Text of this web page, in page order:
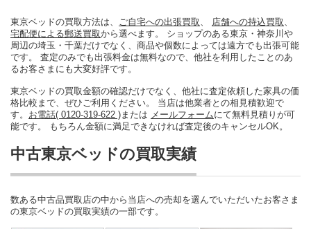
東京ベッドの買取方法は、 ご自宅への出張買取 店舗への持込買取
宅配便による郵送買取から選べます。 ショップのある東京・神奈川や
周辺の埼玉・千葉だけでなく、商品や個数によっては遠方でも出張可能
です。 査定のみでも出張料金は無料なので、他社を利用したことのあ
るお客さまにも大変好評です。
東京ベッドの買取金額の確認だけでなく、他社に査定依頼した家具の価
格比較まで、ぜひご利用ください。 当店は他業者との相見積歓迎で
す。 お電話( 0120-319-622 ) または メールフォームにて無料見積りが可
能です。 もちろん金額に満足できなければ査定後のキャンセルOK。
中古東京ベッドの買取実績
数ある中古品買取店の中から当店への売却を選んでいただいたお客さま
の東京ベッドの買取実績の一部です。